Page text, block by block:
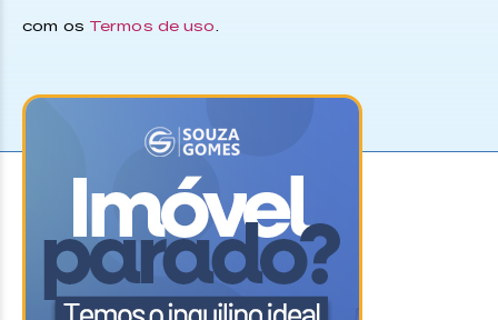
com os Termos de uso.